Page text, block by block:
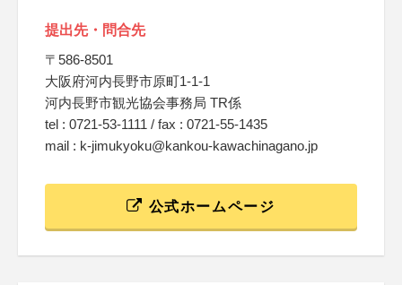
提出先・問合先
〒586-8501
大阪府河内長野市原町1-1-1
河内長野市観光協会事務局 TR係
tel : 0721-53-1111 / fax : 0721-55-1435
mail : k-jimukyoku@kankou-kawachinagano.jp
公式ホームページ